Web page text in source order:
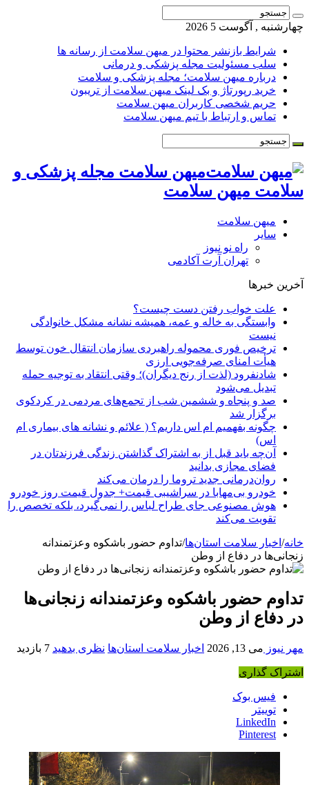
چهارشنبه , آگوست 5 2026
شرایط بازنشر محتوا در میهن سلامت از رسانه ها
سلب مسئولیت مجله پزشکی و درمانی
درباره میهن سلامت؛ مجله پزشکی و سلامت
خرید رپورتاژ و بک لینک میهن سلامت از تریبون
حریم شخصی کاربران میهن سلامت
تماس و ارتباط با تیم میهن سلامت
میهن سلامت مجله پزشکی و
سلامت میهن سلامت
میهن سلامت
سایر
راه نو نیوز
تهران آرت آکادمی
آخرین خبرها
علت خواب رفتن دست چیست؟
وابستگی به خاله و عمه، همیشه نشانه مشکل خانوادگی
نیست
ترخیص فوری محموله راهبردی سازمان انتقال خون توسط
هیأت امنای صرفه‌جویی ارزی
شادنفرود (لذت از رنج دیگران)؛ وقتی انتقاد به توجیه حمله
تبدیل می‌شود
صد و پنجاه‌ و ششمین شب از تجمع‌های مردمی در کردکوی
برگزار شد
چگونه بفهمیم ام اس داریم؟ ( علائم و نشانه های بیماری ام
اس)
آن‌چه باید قبل از به اشتراک گذاشتن زندگی فرزندتان در
فضای مجازی بدانید
روان‌درمانی جدید تروما را درمان می‌کند
خودرو بی‌مهابا در سراشیبی قیمت+ جدول قیمت روز خودرو
هوش مصنوعی جای طراح لباس را نمی‌گیرد، بلکه تخصص را
تقویت می‌کند
خانه/ اخبار سلامت استان‌ها/تداوم حضور باشکوه وعزتمندانه
زنجانی‌ها در دفاع از وطن
تداوم حضور باشکوه وعزتمندانه زنجانی‌ها
در دفاع از وطن
مهر نیوز می 13, 2026 اخبار سلامت استان‌ها نظری بدهید 7 بازدید
اشتراک گذاری
فیس بوک
توییتر
LinkedIn
Pinterest